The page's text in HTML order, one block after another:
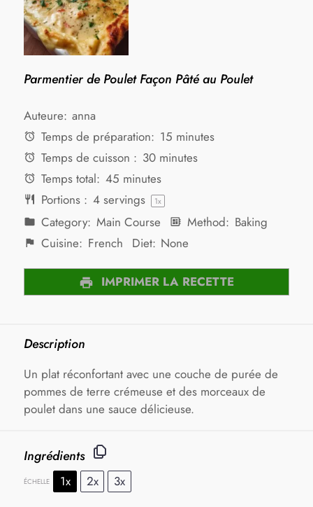
Parmentier de Poulet Façon Pâté au Poulet
Auteure: anna
Temps de préparation: 15 minutes
Temps de cuisson : 30 minutes
Temps total: 45 minutes
Portions : 4servings 1x
Category: Main Course Method: Baking
Cuisine: French Diet: None
IMPRIMER LA RECETTE
Description
Un plat réconfortant avec une couche de purée de
pommes de terre crémeuse et des morceaux de
poulet dans une sauce délicieuse.
Ingrédients
ÉCHELLE 1x 2x 3x